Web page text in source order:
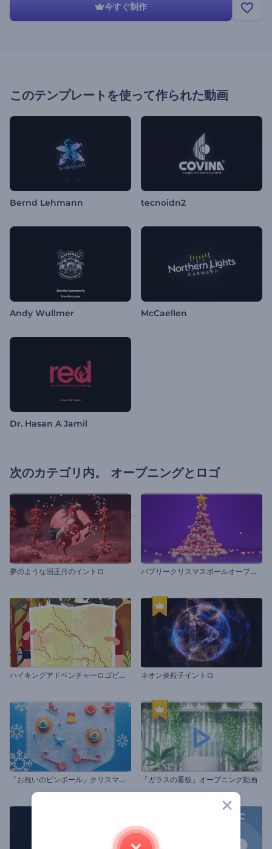
今すぐ制作
このテンプレートを使って作られた動画
Bernd Lehmann tecnoidn2
Andy Wullmer McCaellen
Dr. Hasan A Jamil
次のカテゴリ内。 オープニングとロゴ
夢のような旧正月のイントロ バ
ブリークリスマスボールオープニング
ハ
イキングアドベンチャーロゴビデオ ネオン炎粒子イントロ
「
お祝いのピンボール」クリスマスのグリーティング 「ガラスの看板」オープニング動画